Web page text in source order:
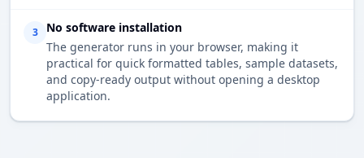
3
No software installation
The generator runs in your browser, making it
practical for quick formatted tables, sample datasets,
and copy-ready output without opening a desktop
application.